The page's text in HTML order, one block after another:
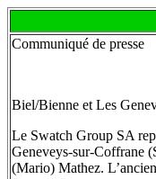
Communiqué de presse
Biel/Bienne et Les
Le Swatch Group SA
Geneveys-sur-Coffrane
(Mario) Mathez.